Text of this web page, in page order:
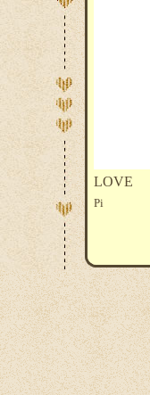
LOVE
Pi